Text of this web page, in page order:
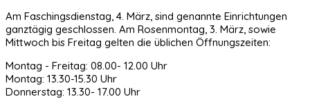
Am Faschingsdienstag, 4. März, sind genannte Einrichtungen
ganztägig geschlossen. Am Rosenmontag, 3. März, sowie
Mittwoch bis Freitag gelten die üblichen Öffnungszeiten:
Montag - Freitag: 08.00- 12.00 Uhr
Montag: 13.30-15.30 Uhr
Donnerstag: 13.30- 17.00 Uhr